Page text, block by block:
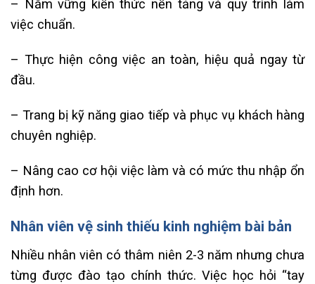
– Nắm vững kiến thức nền tảng và quy trình làm
việc chuẩn.
– Thực hiện công việc an toàn, hiệu quả ngay từ
đầu.
– Trang bị kỹ năng giao tiếp và phục vụ khách hàng
chuyên nghiệp.
– Nâng cao cơ hội việc làm và có mức thu nhập ổn
định hơn.
Nhân viên vệ sinh thiếu kinh nghiệm bài bản
Nhiều nhân viên có thâm niên 2-3 năm nhưng chưa
từng được đào tạo chính thức. Việc học hỏi “tay